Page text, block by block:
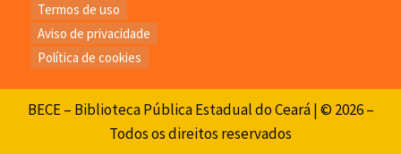
Termos de uso
Aviso de privacidade
Política de cookies
BECE – Biblioteca Pública Estadual do Ceará | © 2026 –
Todos os direitos reservados